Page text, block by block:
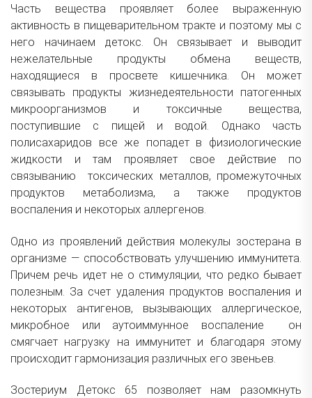
Часть вещества проявляет более выраженную
активность в пищеварительном тракте и поэтому мы с
него начинаем детокс. Он связывает и выводит
нежелательные продукты обмена веществ,
находящиеся в просвете кишечника. Он может
связывать продукты жизнедеятельности патогенных
микроорганизмов и токсичные вещества,
поступившие с пищей и водой. Однако часть
полисахаридов все же попадет в физиологические
жидкости и там проявляет свое действие по
связыванию токсических металлов, промежуточных
продуктов метаболизма, а также продуктов
воспаления и некоторых аллергенов.
Одно из проявлений действия молекулы зостерана в
организме — способствовать улучшению иммунитета.
Причем речь идет не о стимуляции, что редко бывает
полезным. За счет удаления продуктов воспаления и
некоторых антигенов, вызывающих аллергическое,
микробное или аутоиммунное воспаление он
смягчает нагрузку на иммунитет и благодаря этому
происходит гармонизация различных его звеньев.
Зостериум Детокс 65 позволяет нам разомкнуть